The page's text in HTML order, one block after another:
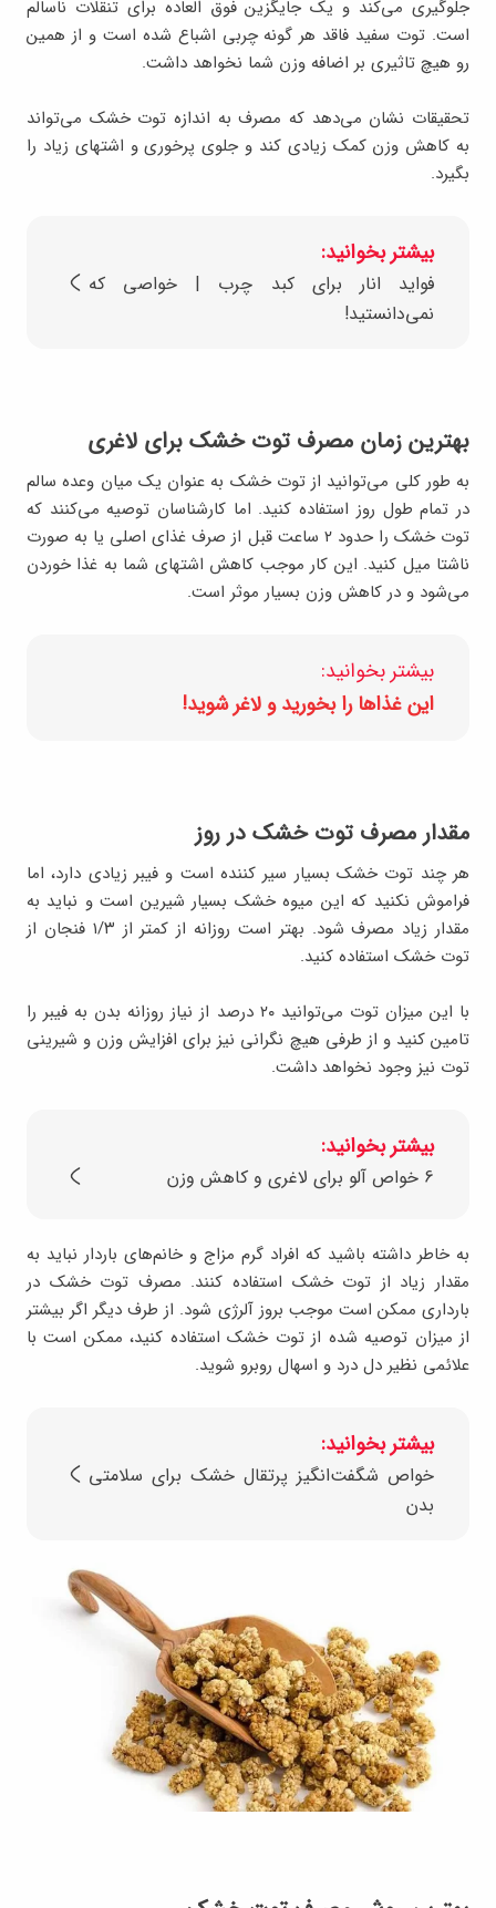
جلوگیری می‌کند و یک جایگزین فوق العاده برای تنقلات ناسالم
است. توت سفید فاقد هر گونه چربی اشباع شده است و از همین
رو هیچ تاثیری بر اضافه وزن شما نخواهد داشت.
تحقیقات نشان می‌دهد که مصرف به اندازه توت خشک می‌تواند
به کاهش وزن کمک زیادی کند و جلوی پرخوری و اشتهای زیاد را
بگیرد.
بیشتر بخوانید:
فواید انار برای کبد چرب | خواصی که
نمی‌دانستید!
بهترین زمان مصرف توت خشک برای لاغری
به طور کلی می‌توانید از توت خشک به عنوان یک میان وعده سالم
در تمام طول روز استفاده کنید. اما کارشناسان توصیه می‌کنند که
توت خشک را حدود ۲ ساعت قبل از صرف غذای اصلی یا به صورت
ناشتا میل کنید. این کار موجب کاهش اشتهای شما به غذا خوردن
می‌شود و در کاهش وزن بسیار موثر است.
بیشتر بخوانید:
اين غذاها را بخورید و لاغر شوید!
مقدار مصرف توت خشک در روز
هر چند توت خشک بسیار سیر کننده است و فیبر زیادی دارد، اما
فراموش نکنید که این میوه خشک بسیار شیرین است و نباید به
مقدار زیاد مصرف شود. بهتر است روزانه از کمتر از ۱/۳ فنجان از
توت خشک استفاده کنید.
با این میزان توت می‌توانید ۲۰ درصد از نیاز روزانه بدن به فیبر را
تامین کنید و از طرفی هیچ نگرانی نیز برای افزایش وزن و شیرینی
توت نیز وجود نخواهد داشت.
بیشتر بخوانید:
6 خواص آلو برای لاغری و کاهش وزن
به خاطر داشته باشید که افراد گرم مزاج و خانم‌های باردار نباید به
مقدار زیاد از توت خشک استفاده کنند. مصرف توت خشک در
بارداری ممکن است موجب بروز آلرژی شود. از طرف دیگر اگر بیشتر
از میزان توصیه شده از توت خشک استفاده کنید، ممکن است با
علائمی نظیر دل درد و اسهال روبرو شوید.
بیشتر بخوانید:
خواص شگفت‌انگیز پرتقال خشک برای سلامتی
بدن